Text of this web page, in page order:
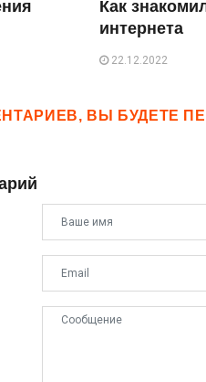
Как
интернета
22.12.2022
ВЫ БУДЕТЕ